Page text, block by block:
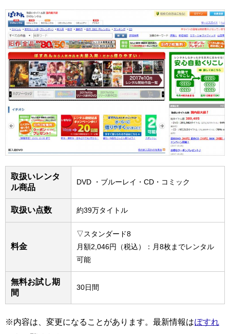
取扱いレンタ
ル商品
DVD ・ブルーレイ・CD・コミック
取扱い点数 約39万タイトル
料金
▽スタンダード8
月額2,046円（税込）：月8枚までレンタル
可能
無料お試し期
間
30日間
※内容は、変更になることがあります。最新情報はぽすれ